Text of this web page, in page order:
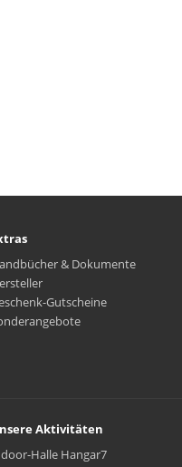
& Dokumente
Gutscheine
Aktivitäten
Halle Hangar7